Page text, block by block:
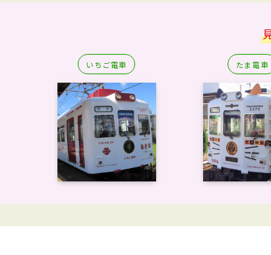
いちご電車 たま電車